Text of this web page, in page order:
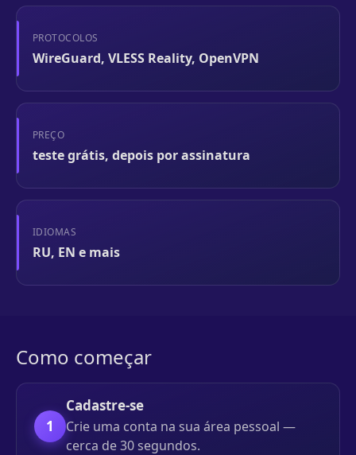
PROTOCOLOS
WireGuard, VLESS Reality, OpenVPN
PREÇO
teste grátis, depois por assinatura
IDIOMAS
RU, EN e mais
Como começar
1
Cadastre-se
Crie uma conta na sua área pessoal —
cerca de 30 segundos.